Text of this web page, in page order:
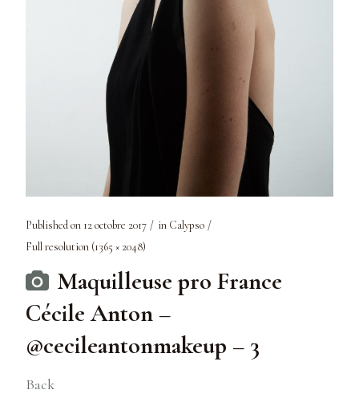
Published on 12 octobre 2017 in Calypso
Full resolution (1365 × 2048)
Maquilleuse pro France
Cécile Anton –
@cecileantonmakeup – 3
Back